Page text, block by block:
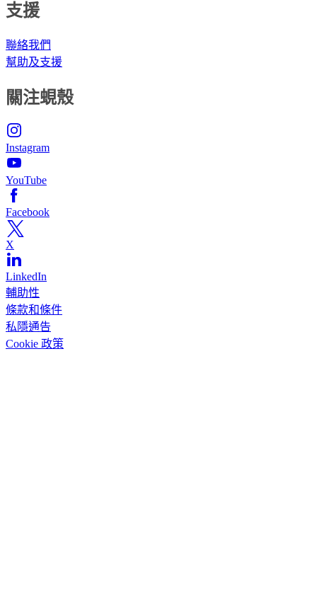
支援
聯絡我們
幫助及支援
關注蜆殼
Instagram
YouTube
Facebook
X
LinkedIn
輔助性
條款和條件
私隱通告
Cookie 政策